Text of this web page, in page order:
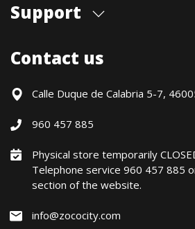
Our store
Contact Us
Support
Payment Methods
Returns / Warranty
Política precio mínimo garantizado
Financiación CETELEM
Financing Methods
General conditions
Política de privacidad
Contact us
Calle Duque de Calabria 5-7,
960 457 885
Physical store temporarily
Telephone service 960 457 885
section of the website.
info@zococity.com